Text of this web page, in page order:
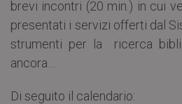
brevi incontri (20 min.) in cui
presentati i servizi offerti dal
strumenti per la ricerca
ancora…
Di seguito il calendario: